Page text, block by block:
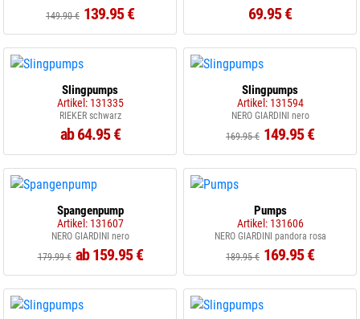
149.90 € 139.95 € 69.95 €
Slingpumps
Artikel: 131335
RIEKER schwarz
ab 64.95 €
Slingpumps
Artikel: 131594
NERO GIARDINI nero
169.95 € 149.95 €
Spangenpump
Artikel: 131607
NERO GIARDINI nero
179.99 € ab 159.95 €
Pumps
Artikel: 131606
NERO GIARDINI pandora rosa
189.95 € 169.95 €